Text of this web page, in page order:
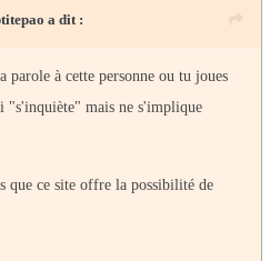
a dit :
parole à cette personne ou tu joues
"s'inquiète" mais ne s'implique
que ce site offre la possibilité de